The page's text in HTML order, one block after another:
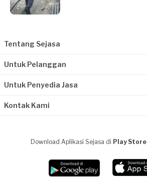
Tentang Sejasa
Untuk Pelanggan
Untuk Penyedia Jasa
Kontak Kami
Download Aplikasi Sejasa di Play Store